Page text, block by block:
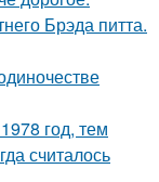
Брэда питта.
год, тем
считалось